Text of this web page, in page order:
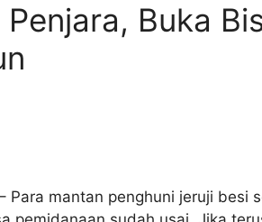
Buka
Para mantan penghuni jeruji besi